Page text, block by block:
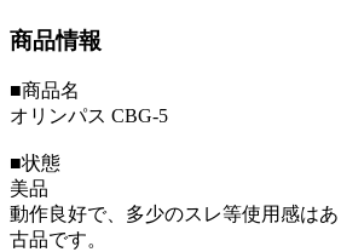
商品情報
■商品名
オリンパス CBG-5
■状態
美品
動作良好で、多少のスレ等使用感は
古品です。